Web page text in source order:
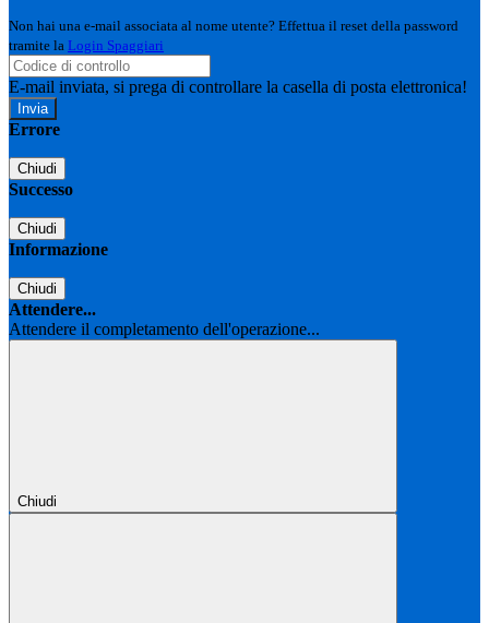
Non hai una e-mail associata al nome utente? Effettua il reset della password
tramite la Login Spaggiari
E-mail inviata, si prega di controllare la casella di posta elettronica!
Errore
Chiudi
Successo
Chiudi
Informazione
Chiudi
Attendere...
Attendere il completamento dell'operazione...
Chiudi